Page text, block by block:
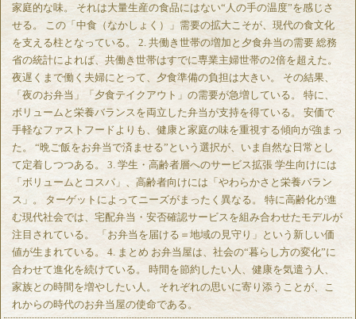
家庭的な味。 それは大量生産の食品にはない“人の手の温度”を感じさ
せる。 この「中食（なかしょく）」需要の拡大こそが、現代の食文化
を支える柱となっている。 2. 共働き世帯の増加と夕食弁当の需要 総務
省の統計によれば、共働き世帯はすでに専業主婦世帯の2倍を超えた。
夜遅くまで働く夫婦にとって、夕食準備の負担は大きい。 その結果、
「夜のお弁当」「夕食テイクアウト」の需要が急増している。 特に、
ボリュームと栄養バランスを両立した弁当が支持を得ている。 安価で
手軽なファストフードよりも、健康と家庭の味を重視する傾向が強まっ
た。 “晩ご飯をお弁当で済ませる”という選択が、いま自然な日常とし
て定着しつつある。 3. 学生・高齢者層へのサービス拡張 学生向けには
「ボリュームとコスパ」、高齢者向けには「やわらかさと栄養バラン
ス」。 ターゲットによってニーズがまったく異なる。 特に高齢化が進
む現代社会では、宅配弁当・安否確認サービスを組み合わせたモデルが
注目されている。 「お弁当を届ける＝地域の見守り」という新しい価
値が生まれている。 4. まとめ お弁当屋は、社会の“暮らし方の変化”に
合わせて進化を続けている。 時間を節約したい人、健康を気遣う人、
家族との時間を増やしたい人。 それぞれの思いに寄り添うことが、こ
れからの時代のお弁当屋の使命である。